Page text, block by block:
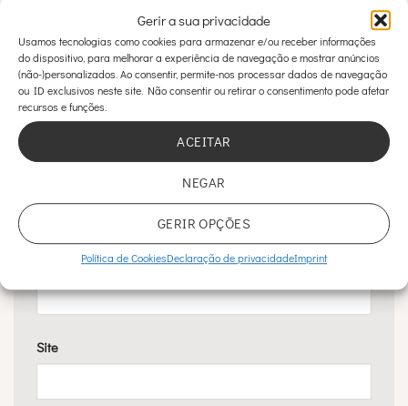
Gerir a sua privacidade
Usamos tecnologias como cookies para armazenar e/ou receber informações
do dispositivo, para melhorar a experiência de navegação e mostrar anúncios
(não-)personalizados. Ao consentir, permite-nos processar dados de navegação
ou ID exclusivos neste site. Não consentir ou retirar o consentimento pode afetar
recursos e funções.
ACEITAR
NEGAR
GERIR OPÇÕES
Política de CookiesDeclaração de privacidadeImprint
Site